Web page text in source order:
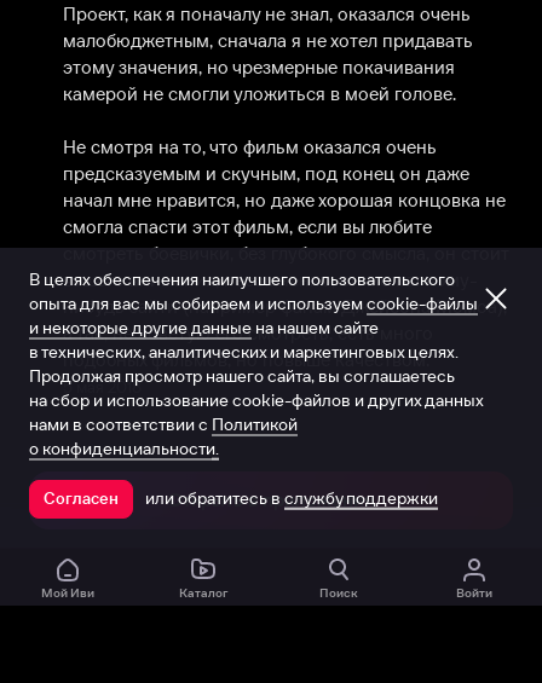
5 мая 2018
Проект, как я поначалу не знал, оказался очень
малобюджетным, сначала я не хотел придавать
этому значения, но чрезмерные покачивания
камерой не смогли уложиться в моей голове.
Не смотря на то, что фильм оказался очень
предсказуемым и скучным, под конец он даже
начал мне нравится, но даже хорошая концовка не
смогла спасти этот фильм, если вы любите
смотреть боевички, без глубокого смысла, он стоит
вашего внимания, несомненно, он может кому-
нибудь зайти (например фанам Джейсона Момоа),
а так, не советую его смотреть, есть много
подобных фильмов, но повыше качеством.
Открыть в приложении
Мой Иви Каталог Поиск Войти
В целях обеспечения наилучшего пользовательского
опыта для вас мы собираем и используемcookie-файлы
и некоторые другие данные на нашем сайте
в технических, аналитических и маркетинговых целях.
Продолжая просмотр нашего сайта, вы соглашаетесь
на сбор и использование cookie-файлов и других данных
нами в соответствии с Политикой
о конфиденциальности.
Согласен или обратитесь в службу поддержки